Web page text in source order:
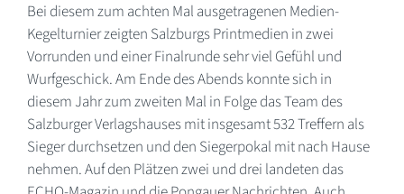
Bei diesem zum achten Mal ausgetragenen Medien-
Kegelturnier zeigten Salzburgs Printmedien in zwei
Vorrunden und einer Finalrunde sehr viel Gefühl und
Wurfgeschick. Am Ende des Abends konnte sich in
diesem Jahr zum zweiten Mal in Folge das Team des
Salzburger Verlagshauses mit insgesamt 532 Treffern als
Sieger durchsetzen und den Siegerpokal mit nach Hause
nehmen. Auf den Plätzen zwei und drei landeten das